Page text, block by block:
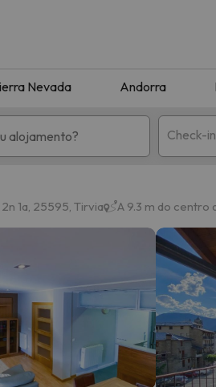
Nevada Andorra
Check-in
Hotéis de montanha
nenhum resultado que corresponda
1a, 25595, Tirvia A 9.3 m do centro